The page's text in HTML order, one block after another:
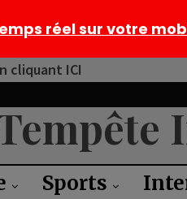
cliquant ICI
Sports
réel sur votre